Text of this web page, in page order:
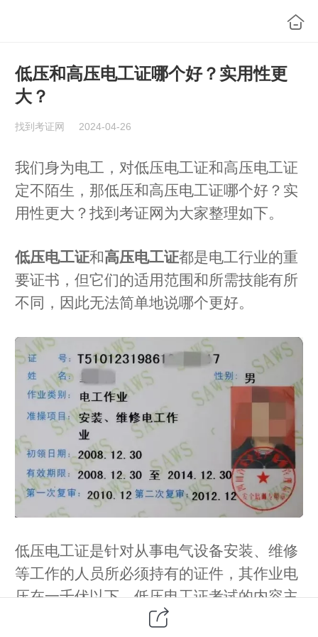
低压和高压电工证哪个好？实用性更
大？
找到考证网 2024-04-26
我们身为电工，对低压电工证和高压电工证
定不陌生，那低压和高压电工证哪个好？实
用性更大？找到考证网为大家整理如下。
低压电工证和高压电工证都是电工行业的重
要证书，但它们的适用范围和所需技能有所
不同，因此无法简单地说哪个更好。
低压电工证是针对从事电气设备安装、维修
等工作的人员所必须持有的证件，其作业电
压在一千伏以下。低压电工证考试的内容主
要包括电工基础、安全用电、相关法律法规